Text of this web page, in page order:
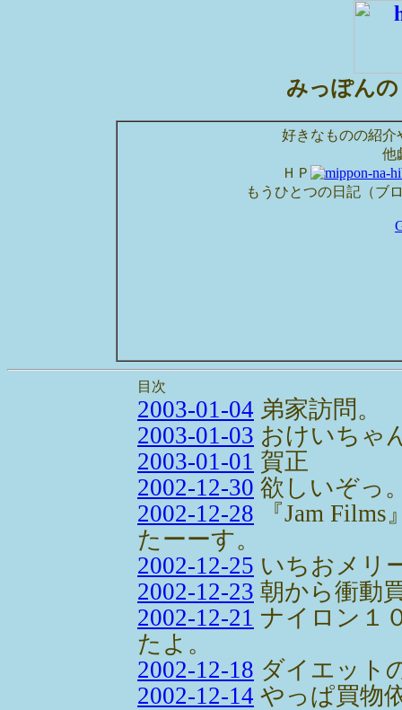
みっぽん
好きなものの紹介
他
ＨＰ
もうひとつの日記（ブ
目次
2003-01-04 弟家訪問。
2003-01-03 おけいちゃ
2003-01-01 賀正
2002-12-30 欲しいぞっ
2002-12-28 『Jam
たーーす。
2002-12-25 いちおメリ
2002-12-23 朝から衝動
2002-12-21 ナイロン１
たよ。
2002-12-18 ダイエット
2002-12-14 やっぱ買物